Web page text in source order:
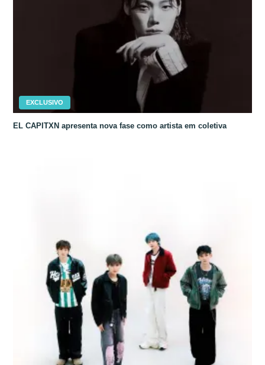
EXCLUSIVO
EL CAPITXN apresenta nova fase como artista em coletiva